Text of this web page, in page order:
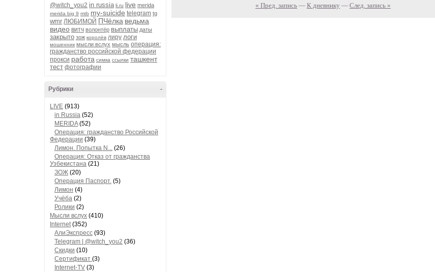
@witch_you2 in russia li.ru live merida
merida big 9 mtb my-suicide telegram tg
wmr ЛЮБИМОЙ ПЧёлка ведьма
видео витч волонтёр выплаты даты
закрыто зож королёв лиру логи
мошенник мысли вслух мысль операция:
гражданство российской федерации
прокси работа симка ссылки ташкент
тест фотографии
-
Рубрики
LIVE (913)
in Russia (52)
MERIDA(52)
Операция: гражданство Российской
Федерации (39)
Лимон. Попытка N... (26)
Операция: Отказ от гражданства
Узбекистана (21)
ЗОЖ (20)
Операция Паспорт. (5)
Лимон (4)
Учёба (2)
Ролики (2)
Мысли вслух (410)
Internet(352)
АлиЭкспресс (93)
Telegram | @witch_you2 (36)
Скидки (10)
Сертификат (3)
Internet-TV (3)
« Пред. запись — К дневнику — След. запись »